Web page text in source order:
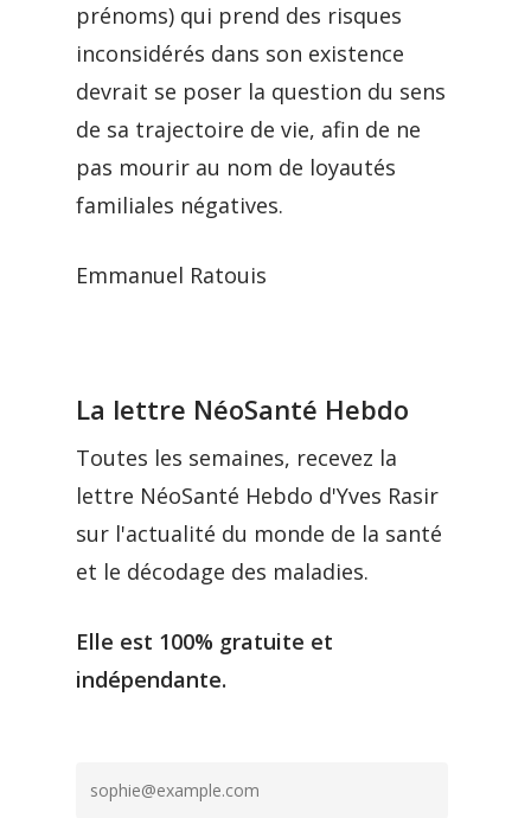
prénoms) qui prend des risques
inconsidérés dans son existence
devrait se poser la question du sens
de sa trajectoire de vie, afin de ne
pas mourir au nom de loyautés
familiales négatives.
Emmanuel Ratouis
La lettre NéoSanté Hebdo
Toutes les semaines, recevez la
lettre NéoSanté Hebdo d'Yves Rasir
sur l'actualité du monde de la santé
et le décodage des maladies.
Elle est 100% gratuite et
indépendante.